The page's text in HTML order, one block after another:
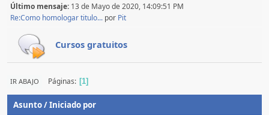
Último mensaje: 13 de Mayo de 2020, 14:09:51 PM
Re:Como homologar titulo... por Pit
Cursos gratuitos
IR ABAJO Páginas 1
Asunto/Iniciado por